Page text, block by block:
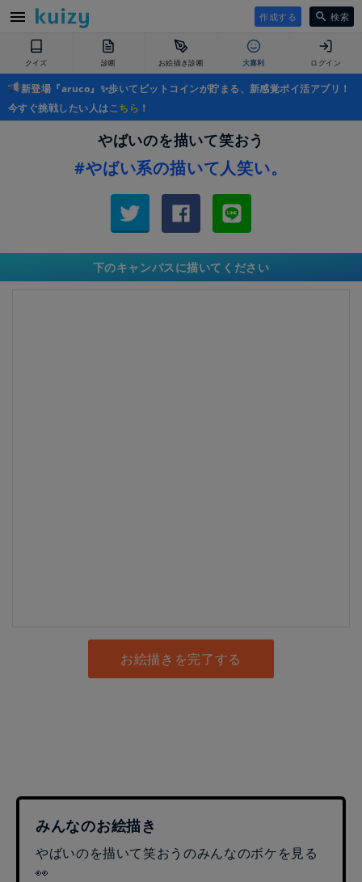
作成する 検索
クイズ 診断 お絵描き診断 大喜利 ログイン
新登場『aruco』✨歩いてビットコインが貯まる、新感覚ポイ活アプリ！
今すぐ挑戦したい人はこちら ！
やばいのを描いて笑おう
#やばい系の描いて人笑い。
下のキャンバスに描いてください
お絵描きを完了する
みんなのお絵描き
やばいのを描いて笑おうのみんなのボケを見る
👀